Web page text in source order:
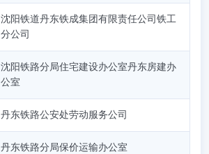
沈阳铁道丹东铁成集团有限责任公司铁工
分公司
沈阳铁路分局住宅建设办公室丹东房建办
公室
丹东铁路公安处劳动服务公司
丹东铁路分局保价运输办公室